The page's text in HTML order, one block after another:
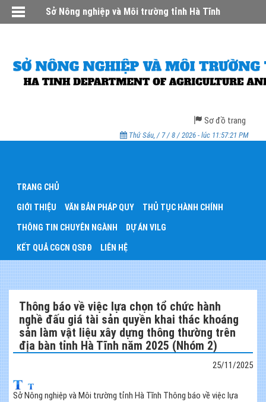
Sở Nông nghiệp và Môi trường tỉnh Hà Tĩnh
Sơ đồ trang
Thứ Sáu, / 7 / 8 / 2026 - lúc 11:57:21 PM
TRANG CHỦ
GIỚI THIỆU VĂN BẢN PHÁP QUY THỦ TỤC HÀNH CHÍNH
THÔNG TIN CHUYÊN NGÀNH DỰ ÁN VILG
KẾT QUẢ CGCN QSDĐ LIÊN HỆ
Thông báo về việc lựa chọn tổ chức hành
nghề đấu giá tài sản quyền khai thác khoáng
sản làm vật liệu xây dựng thông thường trên
địa bàn tỉnh Hà Tĩnh năm 2025 (Nhóm 2)
25/11/2025
Sở Nông nghiệp và Môi trường tỉnh Hà Tĩnh Thông báo về việc lựa